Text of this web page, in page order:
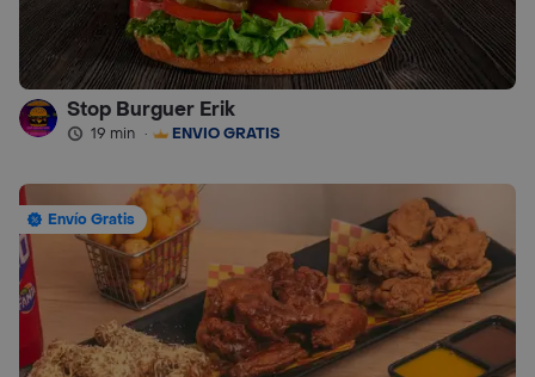
Stop Burguer Erik
19 min · ENVÍO GRATIS
Envío Gratis